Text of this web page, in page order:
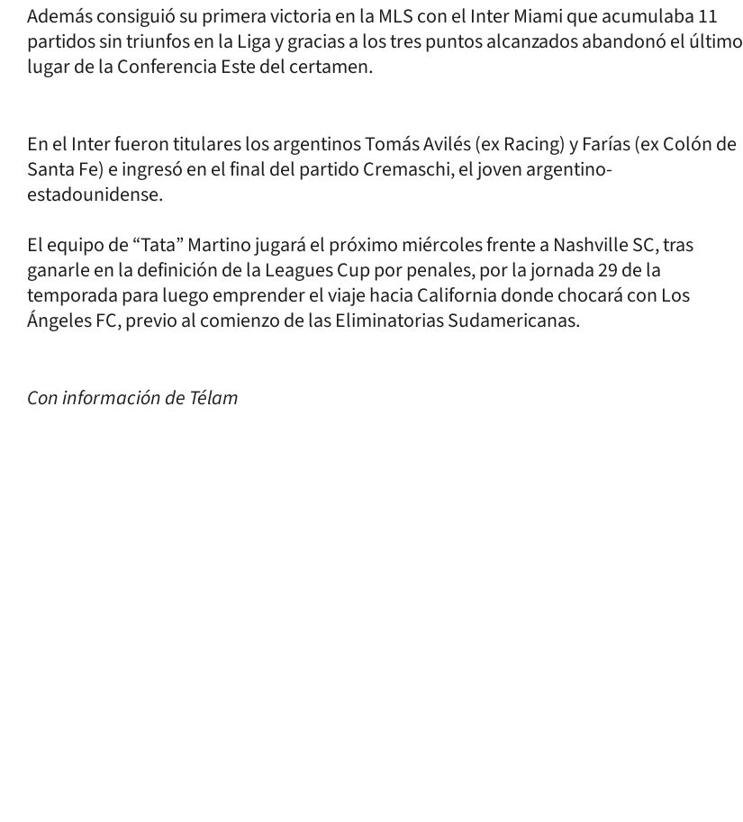
Además consiguió su primera victoria en la MLS con el Inter Miami que acumulaba 11
partidos sin triunfos en la Liga y gracias a los tres puntos alcanzados abandonó el último
lugar de la Conferencia Este del certamen.
En el Inter fueron titulares los argentinos Tomás Avilés (ex Racing) y Farías (ex Colón de
Santa Fe) e ingresó en el final del partido Cremaschi, el joven argentino-
estadounidense.
El equipo de “Tata” Martino jugará el próximo miércoles frente a Nashville SC, tras
ganarle en la definición de la Leagues Cup por penales, por la jornada 29 de la
temporada para luego emprender el viaje hacia California donde chocará con Los
Ángeles FC, previo al comienzo de las Eliminatorias Sudamericanas.
Con información de Télam